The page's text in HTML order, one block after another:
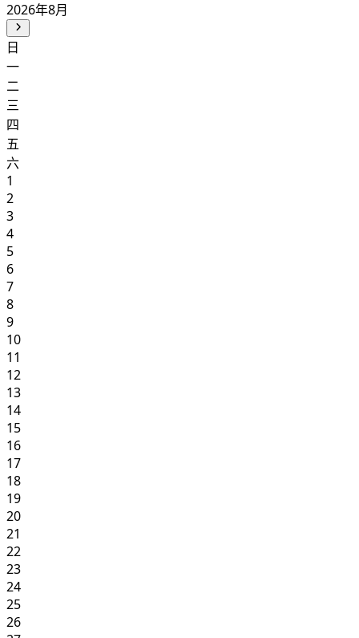
2026年8月
日
一
二
三
四
五
六
1
2
3
4
5
6
7
8
9
10
11
12
13
14
15
16
17
18
19
20
21
22
23
24
25
26